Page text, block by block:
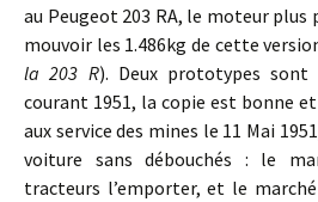
au Peugeot 203 RA, le moteur
mouvoir les 1.486kg de cette
la 203 R). Deux prototypes sont
courant 1951, la copie est bonne
aux service des mines le 11 Mai
voiture sans débouchés : le
tracteurs l’emporter, et le